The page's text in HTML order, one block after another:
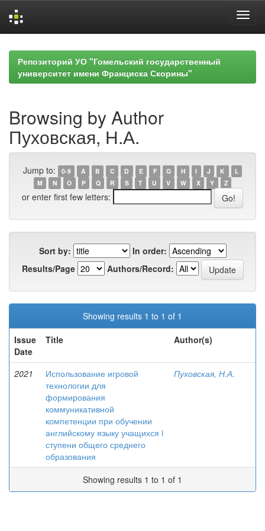
navigationРепозиторий УО "Гомельский государственный
университет имени Франциска Скорины"
Browsing by Author
Пуховская, Н.А.
Jump to: 0-9 A B C D E F G H I J K
L
M
N O P Q R S T U V W X Y Z
or enter first few letters:
Sort by:
In order:
Results/Page
Authors/Record:
Showing results 1 to 1 of 1
Issue
Date
Title Author(s)
2021
Использование игровой
технологии для
формирования
коммуникативной
компетенции при обучении
английскому языку учащихся i
ступени общего среднего
образования
Пуховская, Н.А.
Showing results 1 to 1 of 1